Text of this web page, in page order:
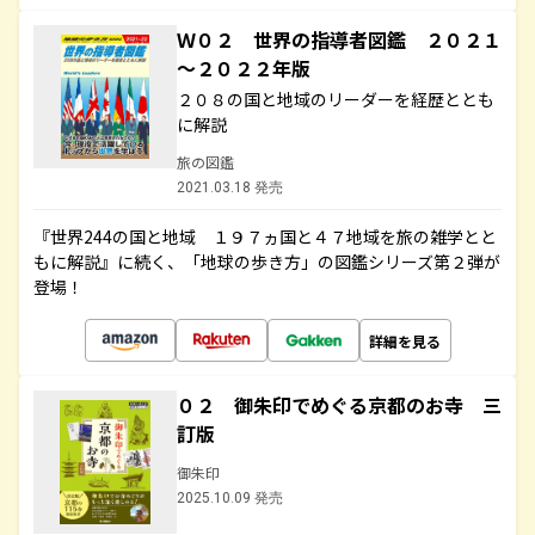
Ｗ０２ 世界の指導者図鑑 ２０２１
～２０２２年版
２０８の国と地域のリーダーを経歴ととも
に解説
旅の図鑑
2021.03.18 発売
『世界244の国と地域 １９７ヵ国と４７地域を旅の雑学とと
もに解説』に続く、「地球の歩き方」の図鑑シリーズ第２弾が
登場！
詳細を見る
０２ 御朱印でめぐる京都のお寺 三
訂版
御朱印
2025.10.09 発売